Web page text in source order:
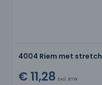
4004 Riem met stretch
€ 11,28 Excl. BTW